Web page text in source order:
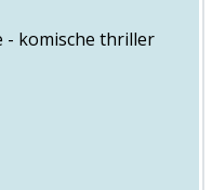
- komische thriller